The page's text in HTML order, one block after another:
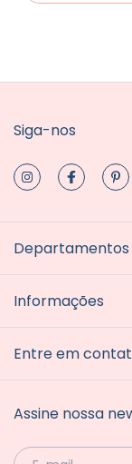
Siga-nos
Departamentos
Informações
Entre em
Assine nossa